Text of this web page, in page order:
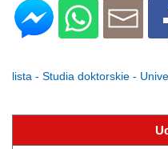
lista - Studia doktorskie -